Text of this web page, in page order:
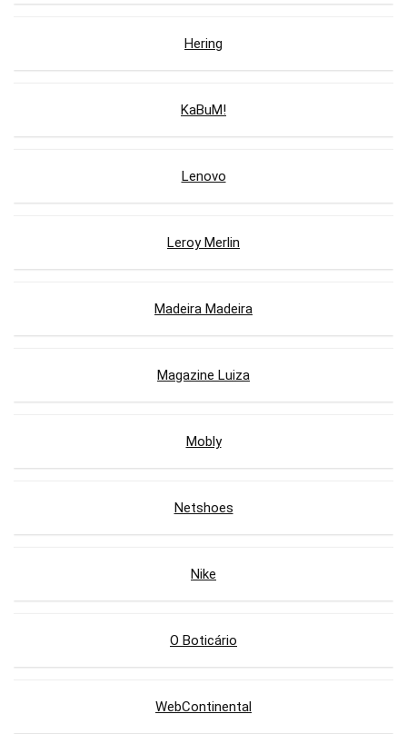
Hering
KaBuM!
Lenovo
Leroy Merlin
Madeira Madeira
Magazine Luiza
Mobly
Netshoes
Nike
O Boticário
WebContinental